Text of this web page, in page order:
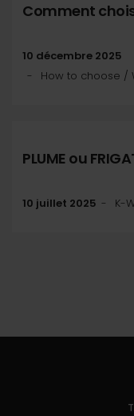
Comment
10 décembre 2025
How to choose /
PLUME ou
10 juillet 2025 K-